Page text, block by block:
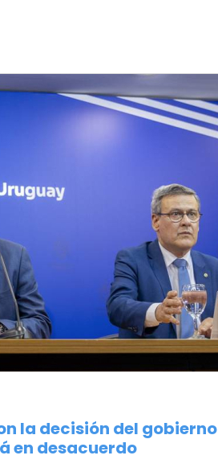
la decisión del gobierno
en desacuerdo